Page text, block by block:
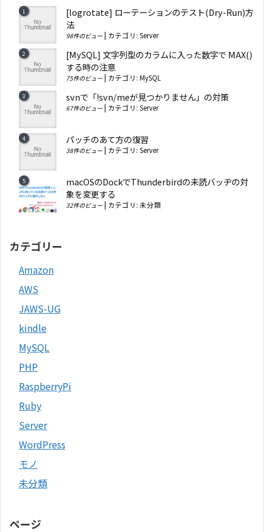
[logrotate] ローテーションのテスト(Dry-Run)方
法
98件のビュー カテゴリ: Server
[MySQL] 文字列型のカラムに入った数字で MAX()
する時の注意
75件のビュー カテゴリ: MySQL
svnで「!svn/meが見つかりません」の対策
67件のビュー カテゴリ: Server
パッチのあて方の復習
38件のビュー カテゴリ: Server
macOSのDockでThunderbirdの未読バッヂの対
象を変更する
32件のビュー カテゴリ: 未分類
カテゴリー
Amazon
AWS
JAWS-UG
kindle
MySQL
PHP
RaspberryPi
Ruby
Server
WordPress
モノ
未分類
ページ